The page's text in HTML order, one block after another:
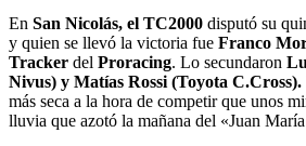
En San Nicolás, el TC2000 disputó su
y quien se llevó la victoria fue Franco
Tracker del Proracing. Lo secundaron
Nivus) y Matías Rossi (Toyota C.Cross).
más seca a la hora de competir que unos
lluvia que azotó la mañana del «Juan